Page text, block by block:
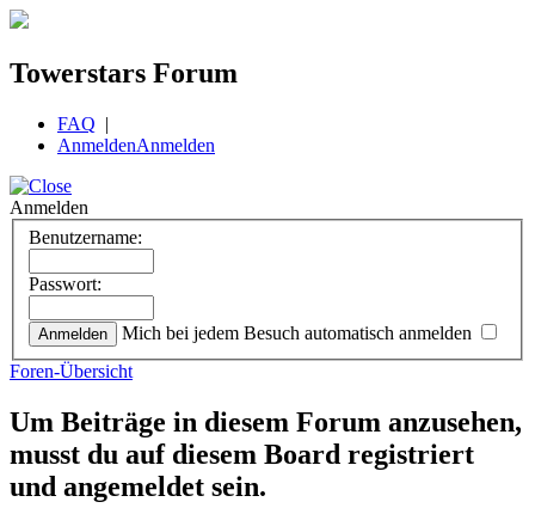
Towerstars Forum
FAQ |
AnmeldenAnmelden
Anmelden
Benutzername:
Passwort:
Mich bei jedem Besuch automatisch anmelden
Foren-Übersicht
Um Beiträge in diesem Forum anzusehen,
musst du auf diesem Board registriert
und angemeldet sein.